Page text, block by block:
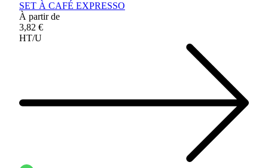
SET À CAFÉ EXPRESSO
À partir de
3,82 €
HT/U